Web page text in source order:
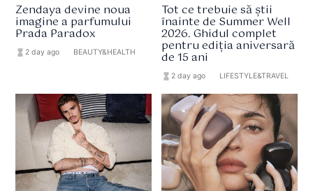
Zendaya devine noua
imagine a parfumului
Prada Paradox
hourglass_full 2 day ago BEAUTY&HEALTH
Tot ce trebuie să știi
înainte de Summer Well
2026. Ghidul complet
pentru ediția aniversară
de 15 ani
hourglass_full 2 day ago LIFESTYLE&TRAVEL